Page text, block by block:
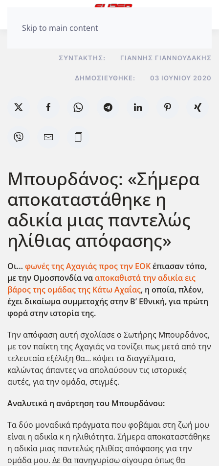
Skip to main content
ΣΥΝΤΆΚΤΗΣ: ΓΙΆΝΝΗΣ ΓΙΑΝΝΟΥΔΆΚΗΣ
ΔΗΜΟΣΙΕΎΘΗΚΕ: 03 ΙΟΥΝΊΟΥ 2020
Μπουρδάνος: «Σήμερα
αποκαταστάθηκε η
αδικία μιας παντελώς
ηλίθιας απόφασης»
Οι… φωνές της Αχαγιάς προς την ΕΟΚέπιασαν τόπο,
με την Ομοσπονδία νααποκαθιστά την αδικία εις
βάρος της ομάδας της Κάτω Αχαΐας, η οποία, πλέον,
έχει δικαίωμα συμμετοχής στην Β’ Εθνική, για πρώτη
φορά στην ιστορία της.
Την απόφαση αυτή σχολίασε ο Σωτήρης Μπουρδάνος,
με τον παίκτη της Αχαγιάς να τονίζει πως μετά από την
τελευταία εξέλιξη θα… κόψει τα διαγγέλματα,
καλώντας άπαντες να απολαύσουν τις ιστορικές
αυτές, για την ομάδα, στιγμές.
Αναλυτικά η ανάρτηση του Μπουρδάνου:
Τα δύο μοναδικά πράγματα που φοβάμαι στη ζωή μου
είναι η αδικία κ η ηλιθιότητα. Σήμερα αποκαταστάθηκε
η αδικία μιας παντελώς ηλιθίας απόφασης για την
ομάδα μου. Δε θα πανηγυρίσω σίγουρα όπως θα